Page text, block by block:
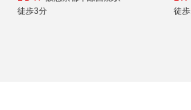
徒歩3分
徒